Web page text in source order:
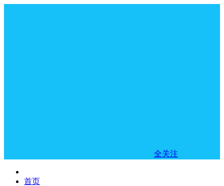
全关注
首页